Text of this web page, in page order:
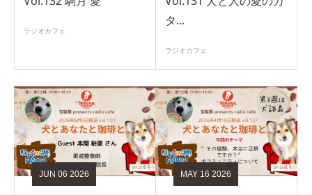
ラジオカフェ
タ...
ラジオカフェ
JUN 06 2026 MAY 16 2026